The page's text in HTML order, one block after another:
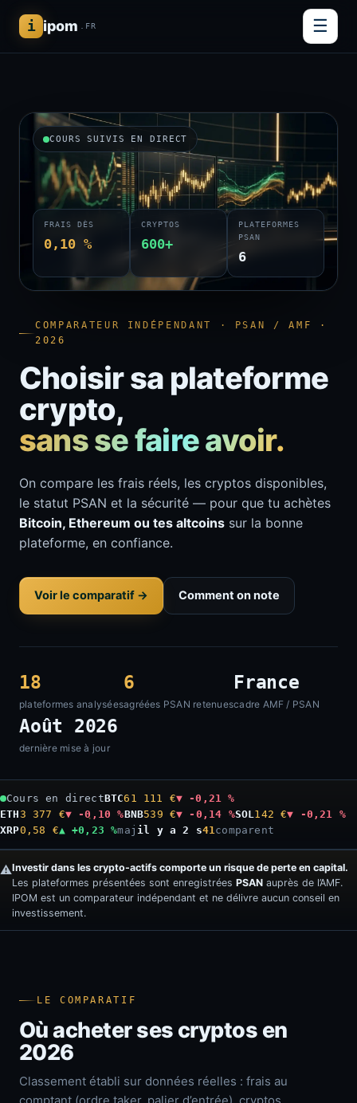
i ipom .FR ☰
COMPARATEUR INDÉPENDANT · PSAN / AMF ·
2026
Choisir sa plateforme
crypto,
sans se faire avoir.
On compare les frais réels, les cryptos disponibles,
le statut PSAN et la sécurité — pour que tu achètes
Bitcoin, Ethereum ou tes altcoins sur la bonne
plateforme, en confiance.
Voir le comparatif → Comment on note
18
plateformes analysées
6
agréées PSAN retenues
France
cadre AMF / PSAN
Août 2026
dernière mise à jour
COURS SUIVIS EN DIRECT
FRAIS DÈS
0,10 %
CRYPTOS
600+
PLATEFORMES
PSAN
6
Cours en directBTC61 111 €▼ -0,21 %
ETH3 377 €▼ -0,10 %BNB539 €▼ -0,14 %SOL142 €▼ -0,21 %
XRP0,58 €▲ +0,23 %maj il y a 4 s41comparent
⚠️Investir dans les crypto-actifs comporte un risque de perte en capital.
Les plateformes présentées sont enregistrées PSAN auprès de l’AMF.
IPOM est un comparateur indépendant et ne délivre aucun conseil en
investissement.
LE COMPARATIF
Où acheter ses cryptos en
2026
Classement établi sur données réelles : frais au